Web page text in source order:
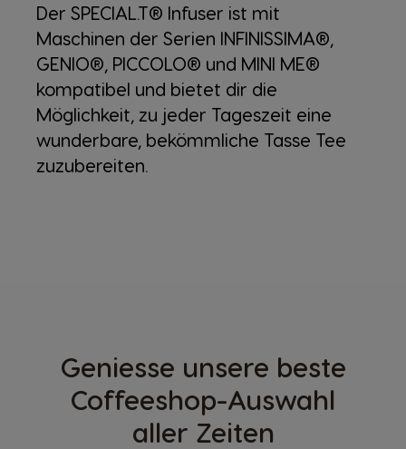
Der SPECIAL.T® Infuser ist mit
Maschinen der Serien INFINISSIMA®,
GENIO®, PICCOLO® und MINI ME®
kompatibel und bietet dir die
Möglichkeit, zu jeder Tageszeit eine
wunderbare, bekömmliche Tasse Tee
zuzubereiten.
Geniesse unsere beste
Coffeeshop-Auswahl
aller Zeiten